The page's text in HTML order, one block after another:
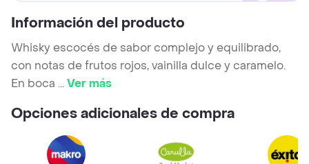
Información del producto
Whisky escocés de sabor complejo y equilibrado,
con notas de frutos rojos, vainilla dulce y caramelo.
En boca ...Ver más
Opciones adicionales de compra